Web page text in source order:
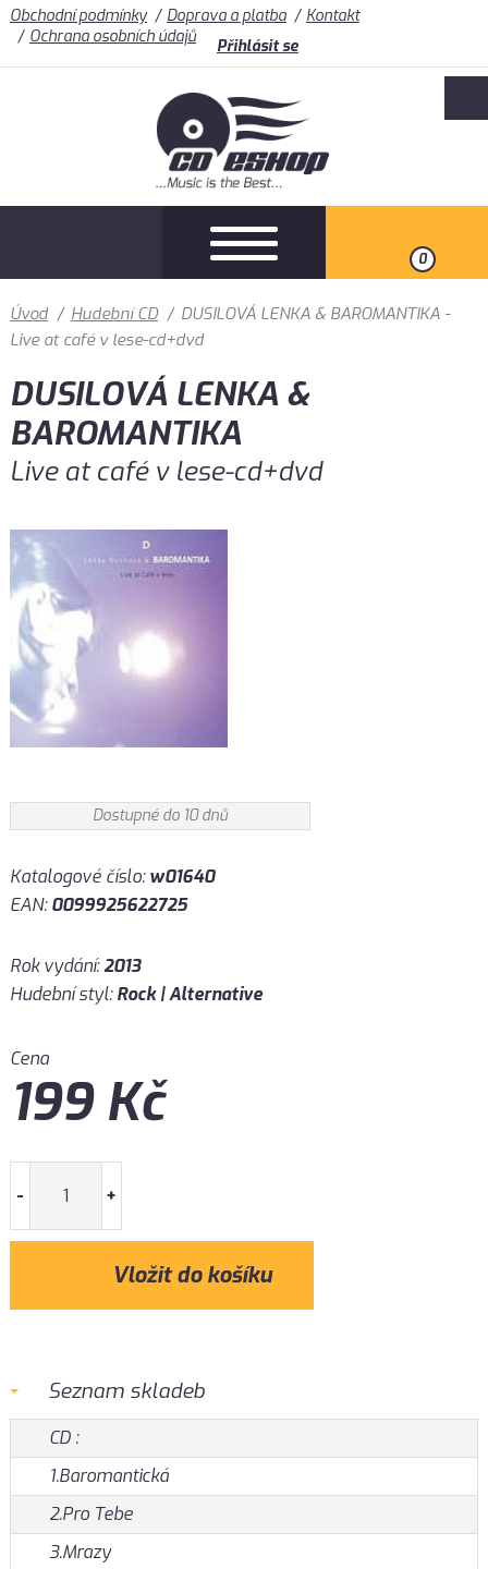
Obchodní podmínky Doprava a platba
Kontakt
Ochrana osobních údajů
Přihlásit se
0
Úvod / Hudební CD / DUSILOVÁ LENKA & BAROMANTIKA -
Live at café v lese-cd+dvd
DUSILOVÁ LENKA &
BAROMANTIKA
Live at café v lese-cd+dvd
Dostupné do 10 dnů
Katalogové číslo:w01640
EAN:0099925622725
Rok vydání:2013
Hudební styl:Rock | Alternative
Cena
199Kč
- +
Seznam skladeb
CD :
1.Baromantická
2.Pro Tebe
3.Mrazy